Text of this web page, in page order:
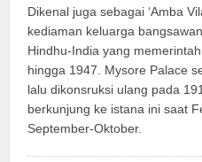
Dikenal juga sebagai ‘Amba
kediaman keluarga
Hindhu-India yang
hingga 1947. Mysore Palace
lalu dikonsruksi ulang pada
berkunjung ke istana ini saat
September-Oktober.